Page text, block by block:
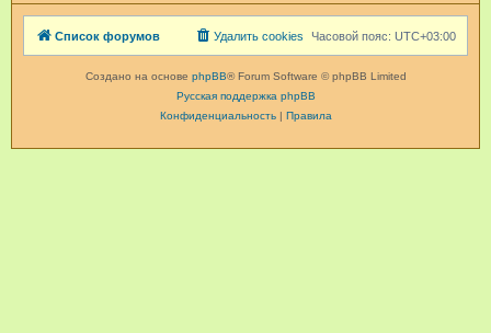
Список форумов Часовой пояс: UTC+03:00
Удалить cookies
Создано на основе phpBB® Forum Software © phpBB Limited
Русская поддержка phpBB
Конфиденциальность| Правила